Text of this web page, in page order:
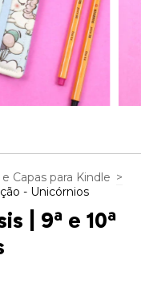
e Capas para Kindle >
- Unicórnios
| 9ª e 10ª